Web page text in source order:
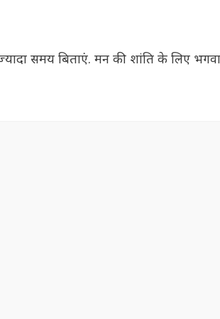
समय बिताएं. मन की शांति के लिए